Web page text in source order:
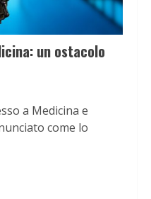
un ostacolo
a Medicina e
come lo